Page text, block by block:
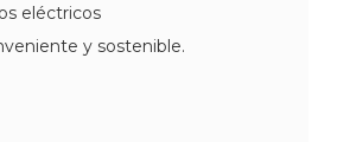
eléctricos
y sostenible.